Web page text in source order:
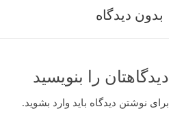
بدون دیدگاه
دیدگاهتان را بنویسید
برای نوشتن دیدگاه باید وارد بشوید.